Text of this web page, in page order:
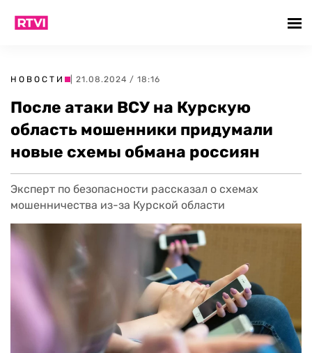
НОВОСТИ | 21.08.2024 / 18:16
После атаки ВСУ на Курскую
область мошенники придумали
новые схемы обмана россиян
Эксперт по безопасности рассказал о схемах
мошенничества из-за Курской области